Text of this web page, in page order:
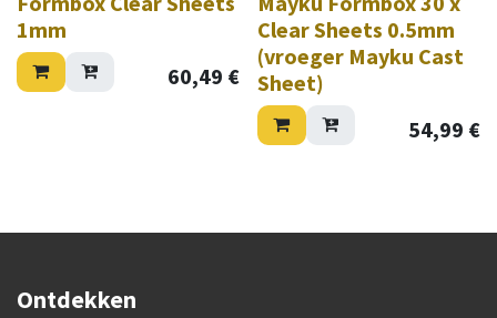
1mm
60,49 €
Clear Sheets 0.5mm
(vroeger Mayku Cast
Sheet)
54,99 €
Ontdekken